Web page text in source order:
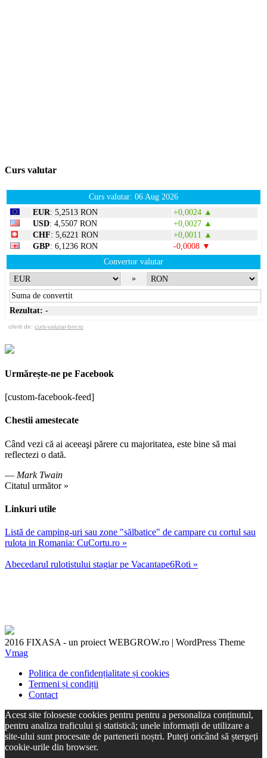
Curs valutar
Curs valutar: 06 Aug 2026
EUR: 5,2513 RON
+0,0024 ▲
USD: 4,5507 RON
+0,0027 ▲
CHF: 5,6221 RON
+0,0011 ▲
GBP: 6,1236 RON
-0,0008 ▼
Convertor valutar
»
Rezultat: -
oferit de: curs-valutar-bnr.ro
Urmărește-ne pe Facebook
[custom-facebook-feed]
Chestii amestecate
Când vezi că ai aceeaşi părere cu majoritatea, este bine să mai
reflectezi o dată.
— Mark Twain
Citatul următor »
Linkuri utile
Listă de camping-uri sau zone "sălbatice" de campare cu cortul sau
rulota in Romania: CuCortu.ro »
Abecedarul rulotistului stagiar pe Vacantape6Roti »
2016 FIXASA - un proiect WEBGROW.ro | WordPress Theme
Vmag
Politica de confidențialitate și cookies
Termeni și condiții
Contact
Acest site foloseste cookies pentru pentru a personaliza conținutul,
pentru analiza traficului și statistică; unele informații de utilizare a
site-ului sunt procesate de partenerii noștri. Puteți oricând să ștergeți
cookie-urile din browser.